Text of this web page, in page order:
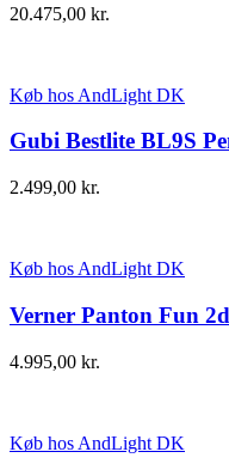
20.475,00 kr.
Køb hos AndLight DK
Gubi Bestlite BL9S
2.499,00 kr.
Køb hos AndLight DK
Verner Panton Fun
4.995,00 kr.
Køb hos AndLight DK